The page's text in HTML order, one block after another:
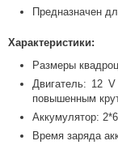
Предназначен
Характеристики:
Размеры
Двигатель: 12 V
повышенным
Аккумулятор:
Время заряда